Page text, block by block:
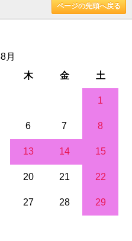
ページの先頭へ戻る
月
木 金 土
1
6 7 8
13 14 15
20 21 22
27 28 29